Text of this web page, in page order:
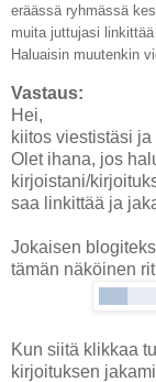
eräässä ryhmässä
muita juttujasi
Haluaisin muutenkin
Vastaus:
Hei,
kiitos viestistäsi
Olet ihana, jos
kirjoistani/
saa linkittää ja
Jokaisen
tämän näköinen
Kun siitä klikkaa
kirjoituksen